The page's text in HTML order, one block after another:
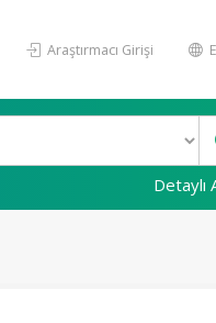
Araştırmacı Girişi
Detaylı